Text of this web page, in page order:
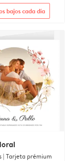
bajos cada día
| Tarjeta prémium